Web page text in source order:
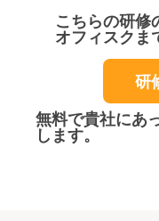
こちらの研修
オフィスクま
研
無料で貴社にあ
します。